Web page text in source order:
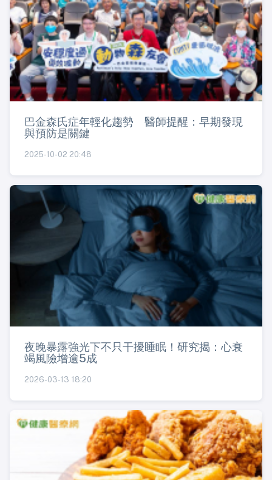
巴金森氏症年輕化趨勢 醫師提醒：早期發現
與預防是關鍵
2025-10-02 20:48
夜晚暴露強光下不只干擾睡眠！研究揭：心衰
竭風險增逾5成
2026-03-13 18:20